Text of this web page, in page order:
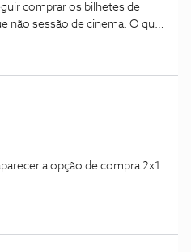
comprar os bilhetes de
não sessão de cinema. O que
a opção de compra 2x1.